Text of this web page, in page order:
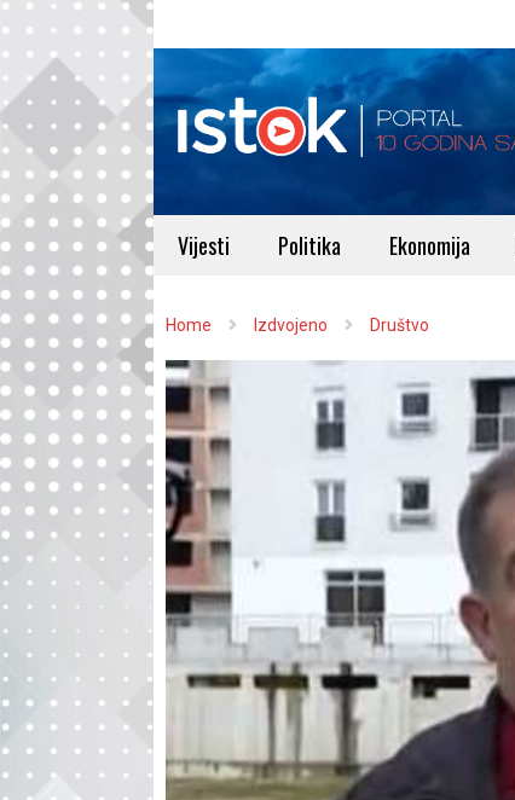
Vijesti Politika Ekonomija
Home Izdvojeno Društvo